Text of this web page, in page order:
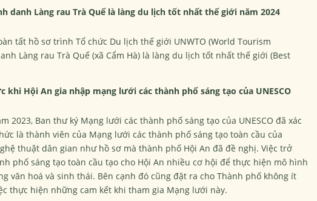
danh Làng rau Trà Quế là làng du lịch tốt nhất thế giới năm 2024
tất hồ sơ trình Tổ chức Du lịch thế giới UNWTO (World Tourism
Làng rau Trà Quế (xã Cẩm Hà) là làng du lịch tốt nhất thế giới (Best
khi Hội An gia nhập mạng lưới các thành phố sáng tạo của UNESCO
2023, Ban thư ký Mạng lưới các thành phố sáng tạo của UNESCO đã xác
là thành viên của Mạng lưới các thành phố sáng tạo toàn cầu của
thuật dân gian như hồ sơ mà thành phố Hội An đã đề nghị. Việc trở
phố sáng tạo toàn cầu tạo cho Hội An nhiều cơ hội để thực hiện mô hình
văn hoá và sinh thái. Bên cạnh đó cũng đặt ra cho Thành phố không ít
thực hiện những cam kết khi tham gia Mạng lưới này.